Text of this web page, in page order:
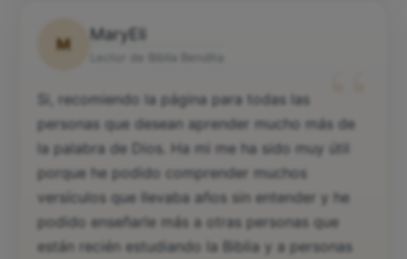
M
MaryEli
“
Si, recomiendo la página para todas las
personas que desean aprender mucho más de
la palabra de Dios. Ha mi me ha sido muy útil
porque he podido comprender muchos
versículos que llevaba años sin entender y he
podido enseñarle más a otras personas que
están recién estudiando la Biblia y a personas